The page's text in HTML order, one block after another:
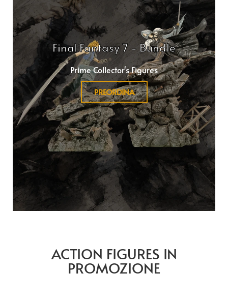
Final Fantasy 7 - Bundle
Prime Collector's Figures
PREORDINA
ACTION FIGURES IN
PROMOZIONE